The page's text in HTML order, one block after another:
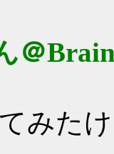
＠
みた